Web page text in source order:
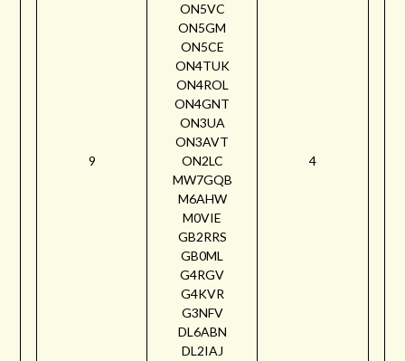
9
ON5VC
ON5GM
ON5CE
ON4TUK
ON4ROL
ON4GNT
ON3UA
ON3AVT
ON2LC
MW7GQB
M6AHW
M0VIE
GB2RRS
GB0ML
G4RGV
G4KVR
G3NFV
DL6ABN
DL2IAJ
4